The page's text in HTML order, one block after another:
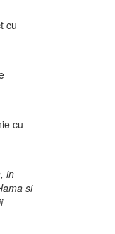
cu
cu
in
si